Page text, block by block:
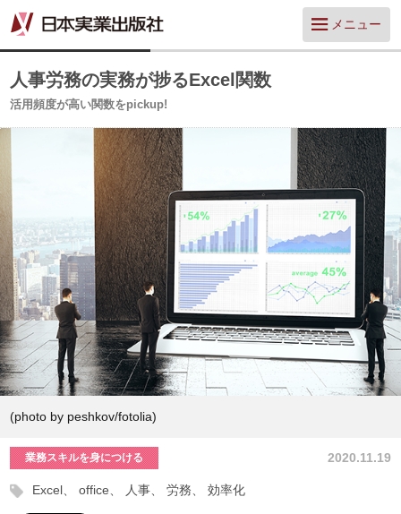
メニュー
人事労務の実務が捗るExcel関数
活用頻度が高い関数をpickup!
(photo by peshkov/fotolia)
2020.11.19
業務スキルを身につける
Excel office 人事 労務 効率化